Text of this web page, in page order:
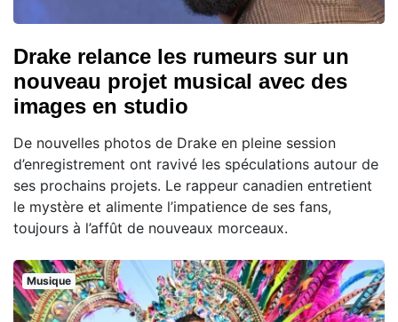
Drake relance les rumeurs sur un
nouveau projet musical avec des
images en studio
De nouvelles photos de Drake en pleine session
d’enregistrement ont ravivé les spéculations autour de
ses prochains projets. Le rappeur canadien entretient
le mystère et alimente l’impatience de ses fans,
toujours à l’affût de nouveaux morceaux.
Musique